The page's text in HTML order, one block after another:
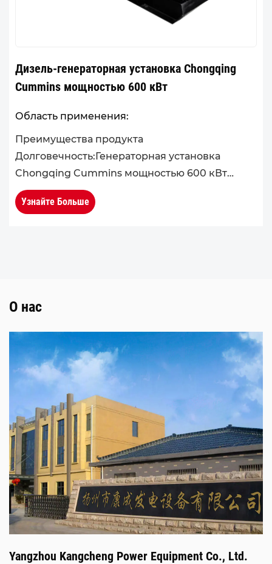
Дизель-генераторная установка Chongqing
Cummins мощностью 600 кВт
Область применения:
Преимущества продукта
Долговечность:Генераторная установка
Chongqing Cummins мощностью 600 кВт
имеет высокопрочную интегрированную
конструкцию блока двигателя и головки
Узнайте Больше
О нас
Yangzhou Kangcheng Power Equipment Co., Ltd.